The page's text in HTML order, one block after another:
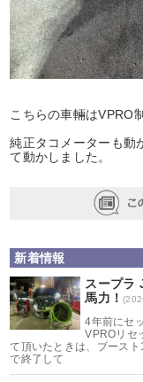
こちらの車輛はVPRO
純正タコメーターも動
て動かしました。
新着情報
スープラ
馬力！
4年前にセ
VPROリセ
て頂いたときは、ブース
で終了して